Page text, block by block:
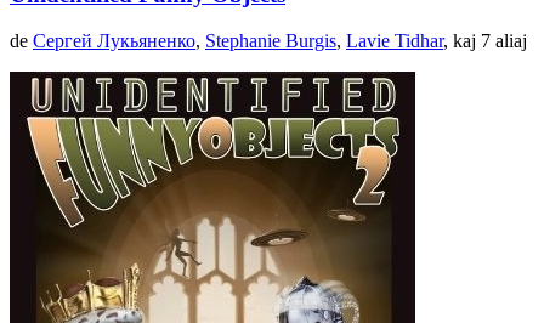
de Сергей Лукьяненко, Stephanie Burgis, Lavie Tidhar, kaj 7 aliaj